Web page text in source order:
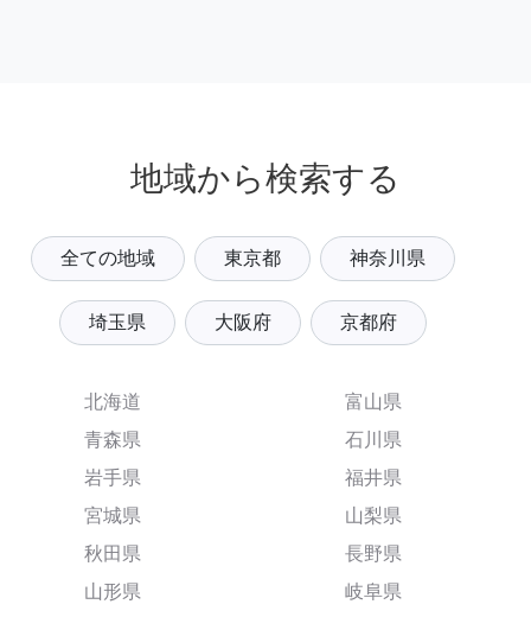
地域から検索する
全ての地域 東京都 神奈川県
埼玉県 大阪府 京都府
北海道
青森県
岩手県
宮城県
秋田県
山形県
富山県
石川県
福井県
山梨県
長野県
岐阜県